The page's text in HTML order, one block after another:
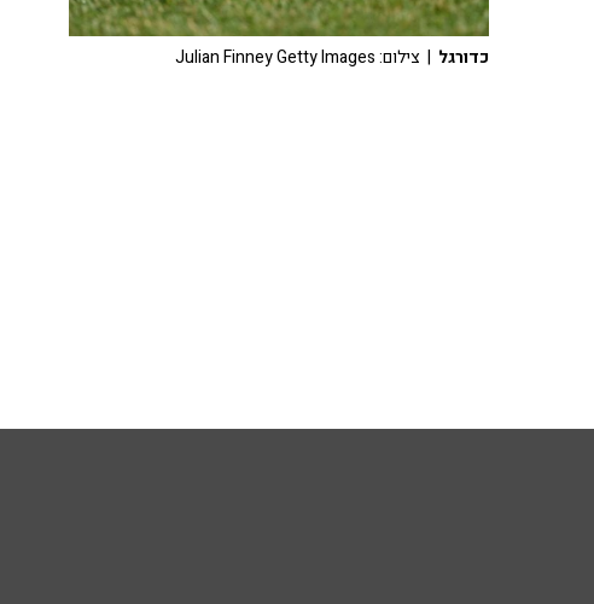
כדורגל | צילום: Julian Finney Getty Images